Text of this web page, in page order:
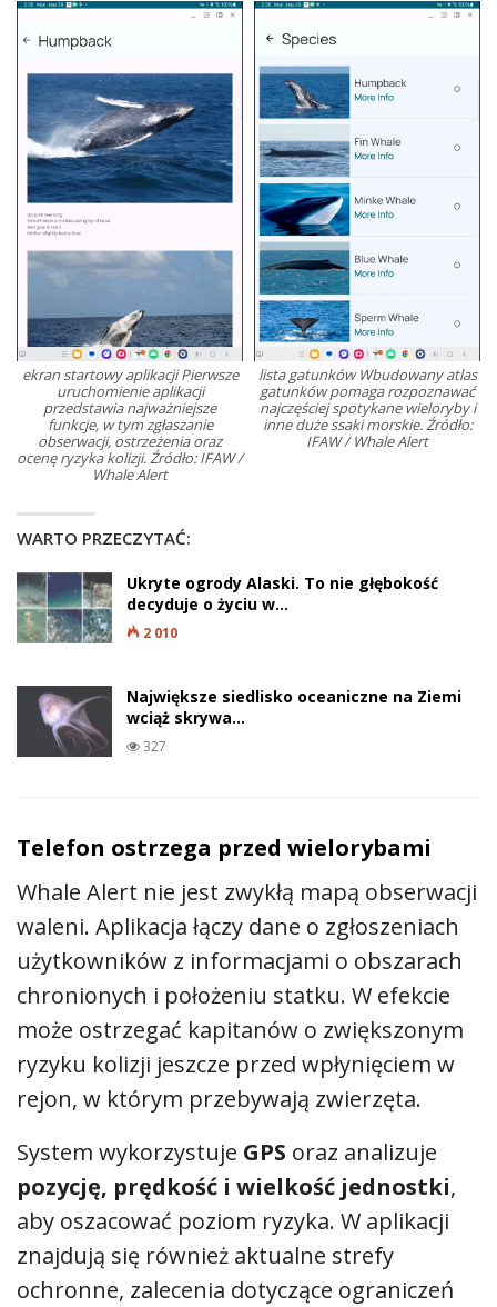
ekran startowy aplikacji Pierwsze
uruchomienie aplikacji
przedstawia najważniejsze
funkcje, w tym zgłaszanie
obserwacji, ostrzeżenia oraz
ocenę ryzyka kolizji. Źródło: IFAW /
Whale Alert
lista gatunków Wbudowany atlas
gatunków pomaga rozpoznawać
najczęściej spotykane wieloryby i
inne duże ssaki morskie. Źródło:
IFAW / Whale Alert
WARTO PRZECZYTAĆ:
Ukryte ogrody Alaski. To nie głębokość
decyduje o życiu w…
2 010
Największe siedlisko oceaniczne na Ziemi
wciąż skrywa…
327
Telefon ostrzega przed wielorybami
Whale Alert nie jest zwykłą mapą obserwacji
waleni. Aplikacja łączy dane o zgłoszeniach
użytkowników z informacjami o obszarach
chronionych i położeniu statku. W efekcie
może ostrzegać kapitanów o zwiększonym
ryzyku kolizji jeszcze przed wpłynięciem w
rejon, w którym przebywają zwierzęta.
System wykorzystuje GPS oraz analizuje
pozycję, prędkość i wielkość jednostki,
aby oszacować poziom ryzyka. W aplikacji
znajdują się również aktualne strefy
ochronne, zalecenia dotyczące ograniczeń